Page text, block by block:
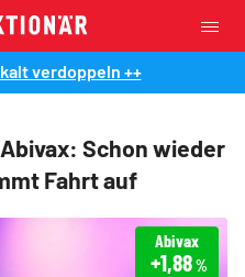
verdoppeln ++
Schon wieder
Fahrt auf
Abivax
+1,88%